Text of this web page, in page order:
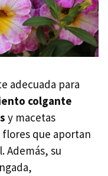
adecuada para
colgante
y macetas
flores que aportan
Además, su